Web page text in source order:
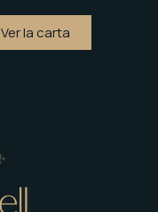
Ver la carta